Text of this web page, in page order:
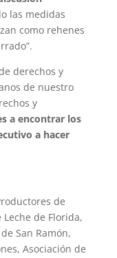
las medidas
como rehenes
derechos y
de nuestro
y
a encontrar los
a hacer
de
de Florida,
San Ramón,
Asociación de